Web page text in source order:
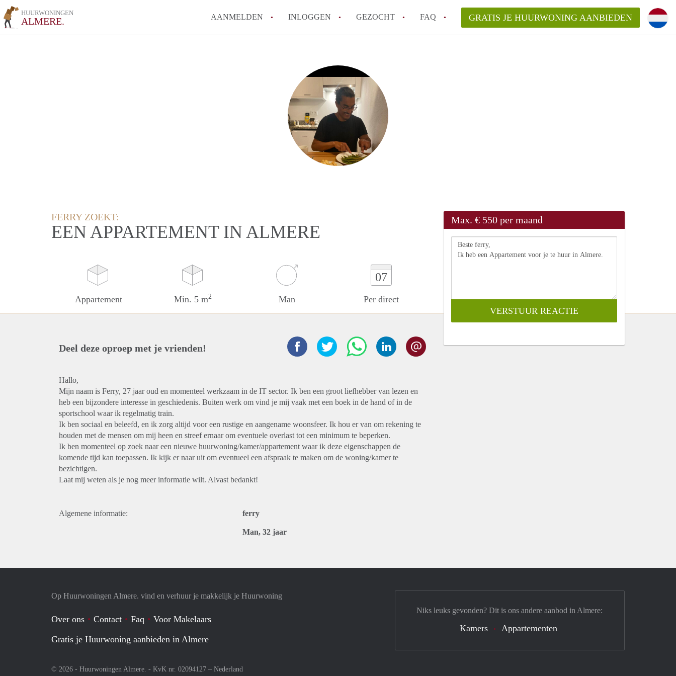
HUURWONINGEN
ALMERE. AANMELDEN INLOGGEN GEZOCHT FAQ
How to translate HuurwoningenAlmere!
Wat is HuurwoningenAlmere?
Hoeveel kost het om te reageren op een Huurwoning in Almere?
Wat is de privacyverklaring van HuurwoningenAlmere?
Berekent HuurwoningenAlmere
makelaarsvergoeding/bemiddelingsvergoeding?
Alle veelgestelde vragen
GRATIS JE HUURWONING AANBIEDEN
FERRY ZOEKT:
EEN APPARTEMENT IN ALMERE
Appartement Min. 5 m2 Man
07
Per direct
Max. € 550 per maand
Deel deze oproep met je vrienden!
Hallo,
Mijn naam is Ferry, 27 jaar oud en momenteel werkzaam in de IT sector. Ik ben een groot liefhebber van lezen en
heb een bijzondere interesse in geschiedenis. Buiten werk om vind je mij vaak met een boek in de hand of in de
sportschool waar ik regelmatig train.
Ik ben sociaal en beleefd, en ik zorg altijd voor een rustige en aangename woonsfeer. Ik hou er van om rekening te
houden met de mensen om mij heen en streef ernaar om eventuele overlast tot een minimum te beperken.
Ik ben momenteel op zoek naar een nieuwe huurwoning/kamer/appartement waar ik deze eigenschappen de
komende tijd kan toepassen. Ik kijk er naar uit om eventueel een afspraak te maken om de woning/kamer te
bezichtigen.
Laat mij weten als je nog meer informatie wilt. Alvast bedankt!
Algemene informatie: ferry
Man, 32 jaar
Op Huurwoningen Almere. vind en verhuur je makkelijk je Huurwoning
Over ons Contact Faq
Voor Makelaars
Gratis je Huurwoning aanbieden in Almere
© 2026 - Huurwoningen Almere. - KvK nr. 02094127 – Nederland
Niks leuks gevonden? Dit is ons andere aanbod in Almere:
Kamers Appartementen